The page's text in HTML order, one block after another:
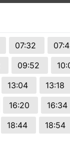
07:32
09:52
13:04 13:18
16:20 16:34
18:44 18:54